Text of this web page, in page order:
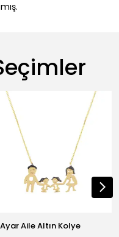
Aile Altın Kolye